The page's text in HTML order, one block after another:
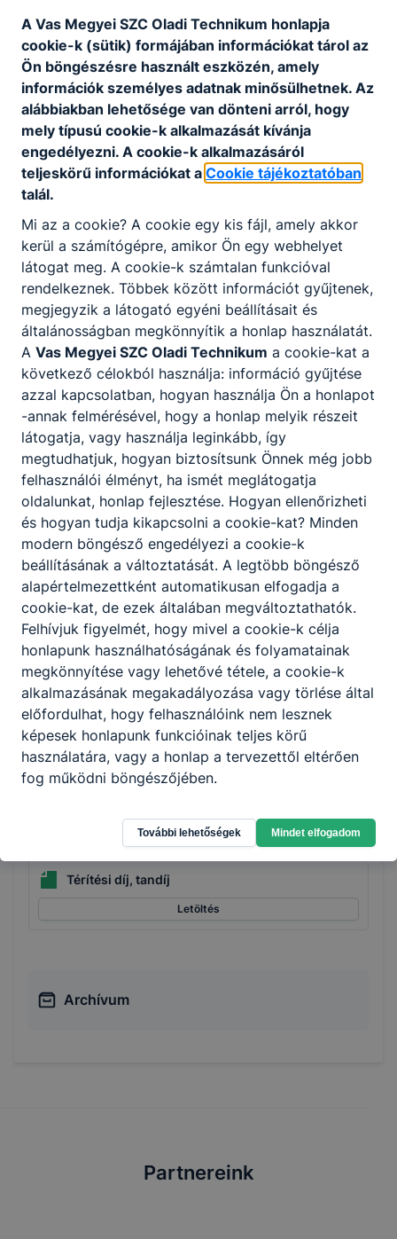
felvételi eljárás lebonyolításának ütemezése a
2025/2026. tanévben
Letöltés
Fenntartói ellenőrzések
Letöltés
Nyitvatartás rendje
Jelentősebb rendezvények a 2025/2026-os
tanévben
Letöltés
Osztályozó vizsgák
Letöltés
Érettségi eredmények
Letöltés
Egyéb foglalkozások
Letöltés
Beszámoló a 2024/2025-ös tanévről
Letöltés
Eljárásrend a tanulók bántalmazási eseteinek
kivizsgálására és kezelésére
Letöltés
Munkaterv a 2025/2026-os tanévben
Letöltés
Térítési díj, tandíj
Letöltés
Archívum
Partnereink
A Vas Megyei SZC Oladi Technikum honlapja
cookie-k (sütik) formájában információkat tárol az
Ön böngészésre használt eszközén, amely
információk személyes adatnak minősülhetnek. Az
alábbiakban lehetősége van dönteni arról, hogy
mely típusú cookie-k alkalmazását kívánja
engedélyezni. A cookie-k alkalmazásáról
teljeskörű információkat a Cookie tájékoztatóban
talál.
Mi az a cookie? A cookie egy kis fájl, amely akkor
kerül a számítógépre, amikor Ön egy webhelyet
látogat meg. A cookie-k számtalan funkcióval
rendelkeznek. Többek között információt gyűjtenek,
megjegyzik a látogató egyéni beállításait és
általánosságban megkönnyítik a honlap használatát.
A Vas Megyei SZC Oladi Technikum a cookie-kat a
következő célokból használja: információ gyűjtése
azzal kapcsolatban, hogyan használja Ön a honlapot
-annak felmérésével, hogy a honlap melyik részeit
látogatja, vagy használja leginkább, így
megtudhatjuk, hogyan biztosítsunk Önnek még jobb
felhasználói élményt, ha ismét meglátogatja
oldalunkat, honlap fejlesztése. Hogyan ellenőrizheti
és hogyan tudja kikapcsolni a cookie-kat? Minden
modern böngésző engedélyezi a cookie-k
beállításának a változtatását. A legtöbb böngésző
alapértelmezettként automatikusan elfogadja a
cookie-kat, de ezek általában megváltoztathatók.
Felhívjuk figyelmét, hogy mivel a cookie-k célja
honlapunk használhatóságának és folyamatainak
megkönnyítése vagy lehetővé tétele, a cookie-k
alkalmazásának megakadályozása vagy törlése által
előfordulhat, hogy felhasználóink nem lesznek
képesek honlapunk funkcióinak teljes körű
használatára, vagy a honlap a tervezettől eltérően
fog működni böngészőjében.
További lehetőségek Mindet elfogadom